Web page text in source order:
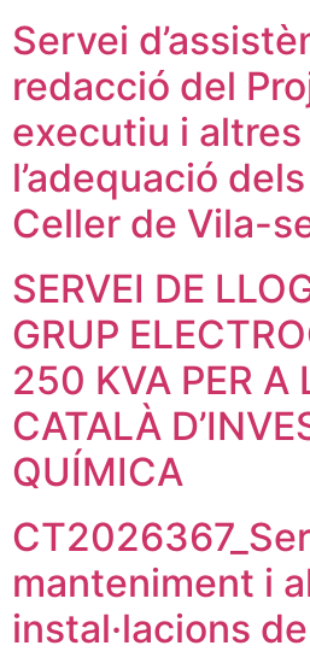
Servei
redacció del
executiu i
l’adequació
Celler de Vila-
SERVEI DE
GRUP
250 KVA PER A
CATALÀ
QUÍMICA
manteniment i
instal·lacions de